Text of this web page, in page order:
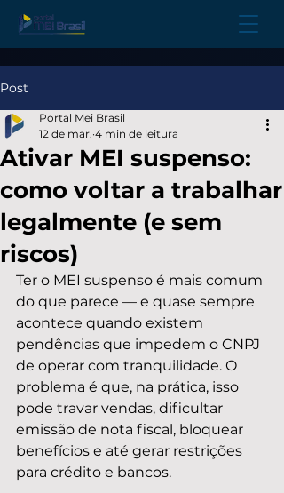
Post
Ativar MEI suspenso:
como voltar a trabalhar
legalmente (e sem
riscos)
Portal Mei Brasil
12 de mar. 4 min de leitura
Ter o MEI suspenso é mais comum
do que parece — e quase sempre
acontece quando existem
pendências que impedem o CNPJ
de operar com tranquilidade. O
problema é que, na prática, isso
pode travar vendas, dificultar
emissão de nota fiscal, bloquear
benefícios e até gerar restrições
para crédito e bancos.